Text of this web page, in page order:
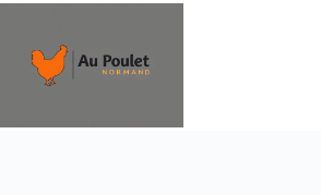
Passer
contenu